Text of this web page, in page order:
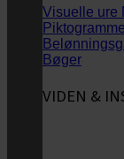
Visuelle ure
Bøger
VIDEN &